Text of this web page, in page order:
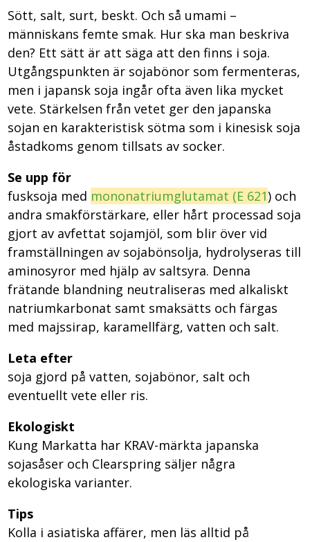
Sött, salt, surt, beskt. Och så umami –
människans femte smak. Hur ska man beskriva
den? Ett sätt är att säga att den finns i soja.
Utgångspunkten är sojabönor som fermenteras,
men i japansk soja ingår ofta även lika mycket
vete. Stärkelsen från vetet ger den japanska
sojan en karakteristisk sötma som i kinesisk soja
åstadkoms genom tillsats av socker.
Se upp för
fusksoja med mononatriumglutamat (E 621) och
andra smakförstärkare, eller hårt processad soja
gjort av avfettat sojamjöl, som blir över vid
framställningen av sojabönsolja, hydrolyseras till
aminosyror med hjälp av saltsyra. Denna
frätande blandning neutraliseras med alkaliskt
natriumkarbonat samt smaksätts och färgas
med majssirap, karamellfärg, vatten och salt.
Leta efter
soja gjord på vatten, sojabönor, salt och
eventuellt vete eller ris.
Ekologiskt
Kung Markatta har KRAV-märkta japanska
sojasåser och Clearspring säljer några
ekologiska varianter.
Tips
Kolla i asiatiska affärer, men läs alltid på